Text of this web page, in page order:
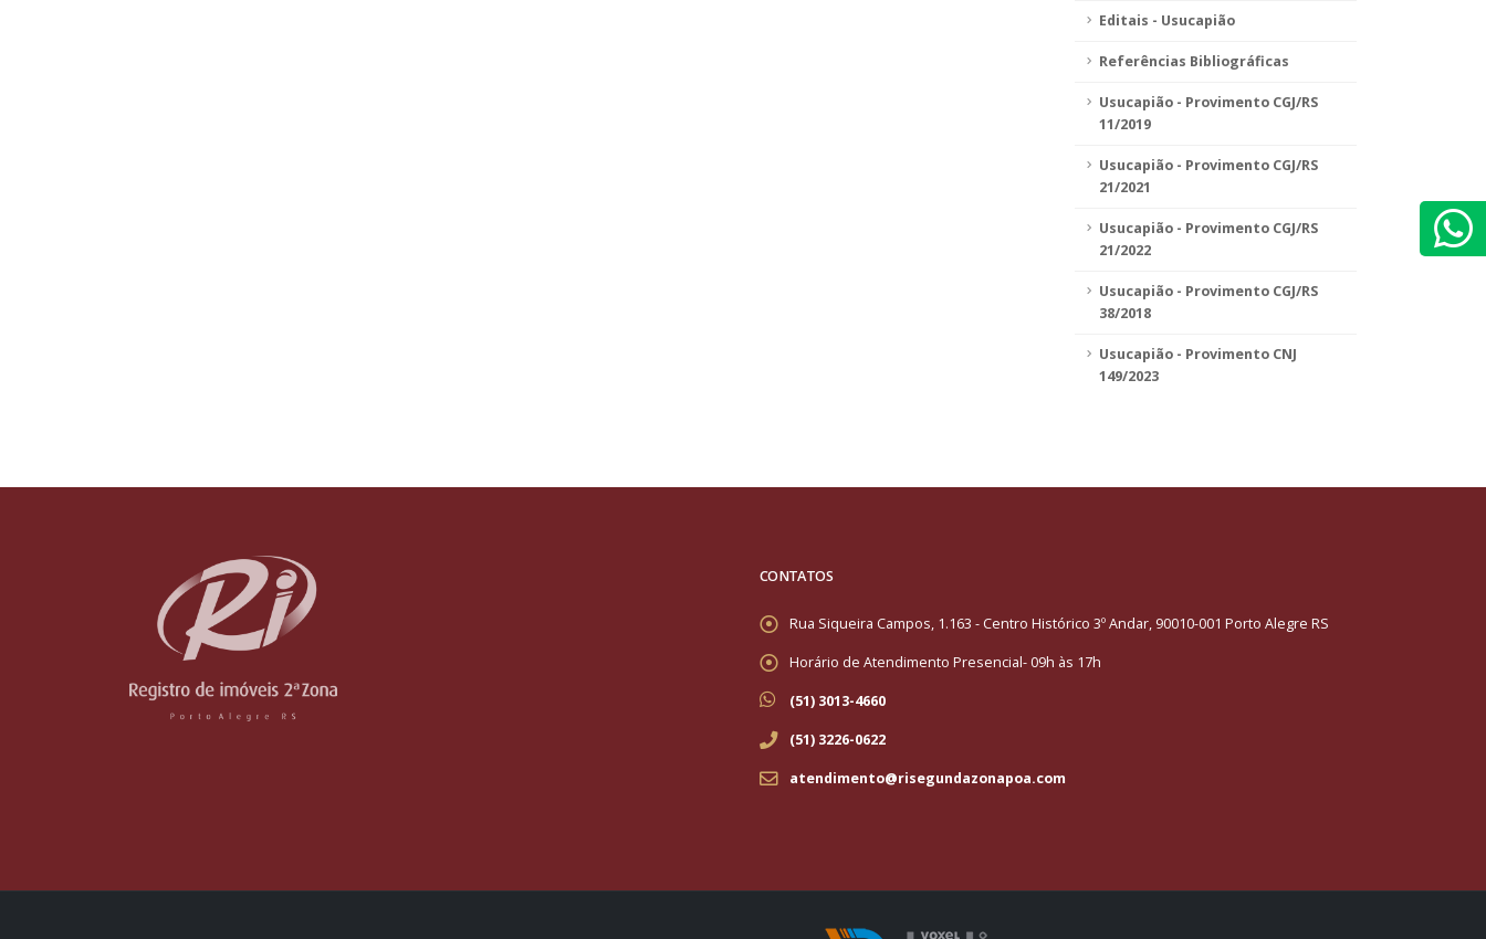
Editais - Usucapião
Referências Bibliográficas
Usucapião - Provimento CGJ/RS
11/2019
Usucapião - Provimento CGJ/RS
21/2021
Usucapião - Provimento CGJ/RS
21/2022
Usucapião - Provimento CGJ/RS
38/2018
Usucapião - Provimento CNJ
149/2023
CONTATOS
Rua Siqueira Campos, 1.163 - Centro Histórico 3º Andar, 90010-001 Porto Alegre RS
Horário de Atendimento Presencial- 09h às 17h
(51) 3013-4660
(51) 3226-0622
atendimento@risegundazonapoa.com